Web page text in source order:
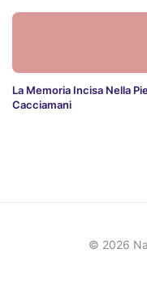
La Memoria Incisa Nella
Cacciamani
© 2026